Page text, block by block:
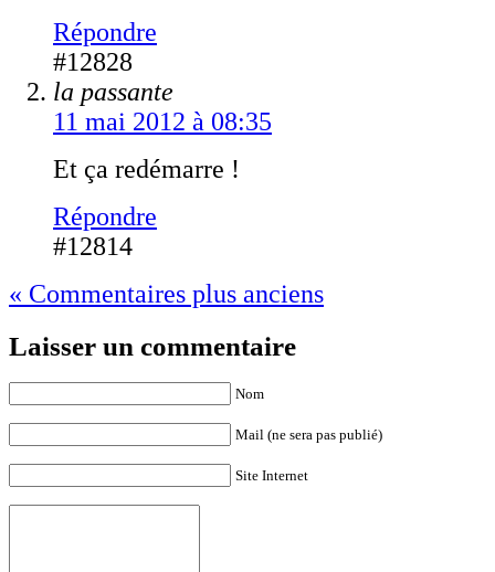
Répondre
#12828
la passante
11 mai 2012 à 08:35
Et ça redémarre !
Répondre
#12814
« Commentaires plus anciens
Laisser un commentaire
Nom
Mail (ne sera pas publié)
Site Internet